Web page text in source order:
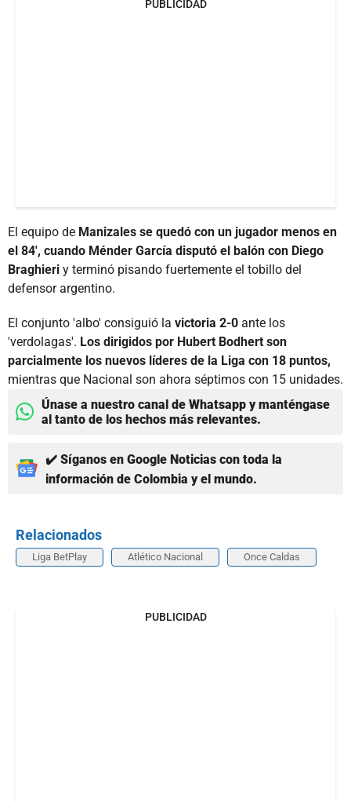
PUBLICIDAD
El equipo de Manizales se quedó con un jugador menos en
el 84', cuando Ménder García disputó el balón con Diego
Braghieri y terminó pisando fuertemente el tobillo del
defensor argentino.
El conjunto 'albo' consiguió la victoria 2-0 ante los
'verdolagas'. Los dirigidos por Hubert Bodhert son
parcialmente los nuevos líderes de la Liga con 18 puntos,
mientras que Nacional son ahora séptimos con 15 unidades.
Únase a nuestro canal de Whatsapp y manténgase
al tanto de los hechos más relevantes.
✔️ Síganos en Google Noticias con toda la
información de Colombia y el mundo.
Relacionados
Liga BetPlay Atlético Nacional Once Caldas
PUBLICIDAD